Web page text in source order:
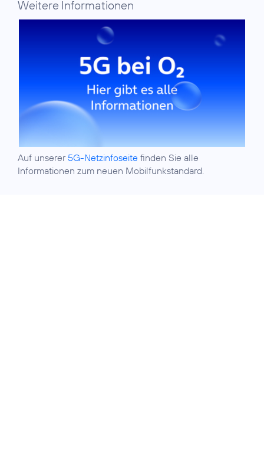
Weitere Informationen
Auf unserer 5G-Netzinfoseite finden Sie alle
Informationen zum neuen Mobilfunkstandard.